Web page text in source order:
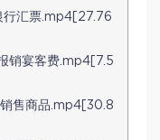
行汇票.mp4[27.76
销宴客费.mp4[7.5
销售商品.mp4[30.8